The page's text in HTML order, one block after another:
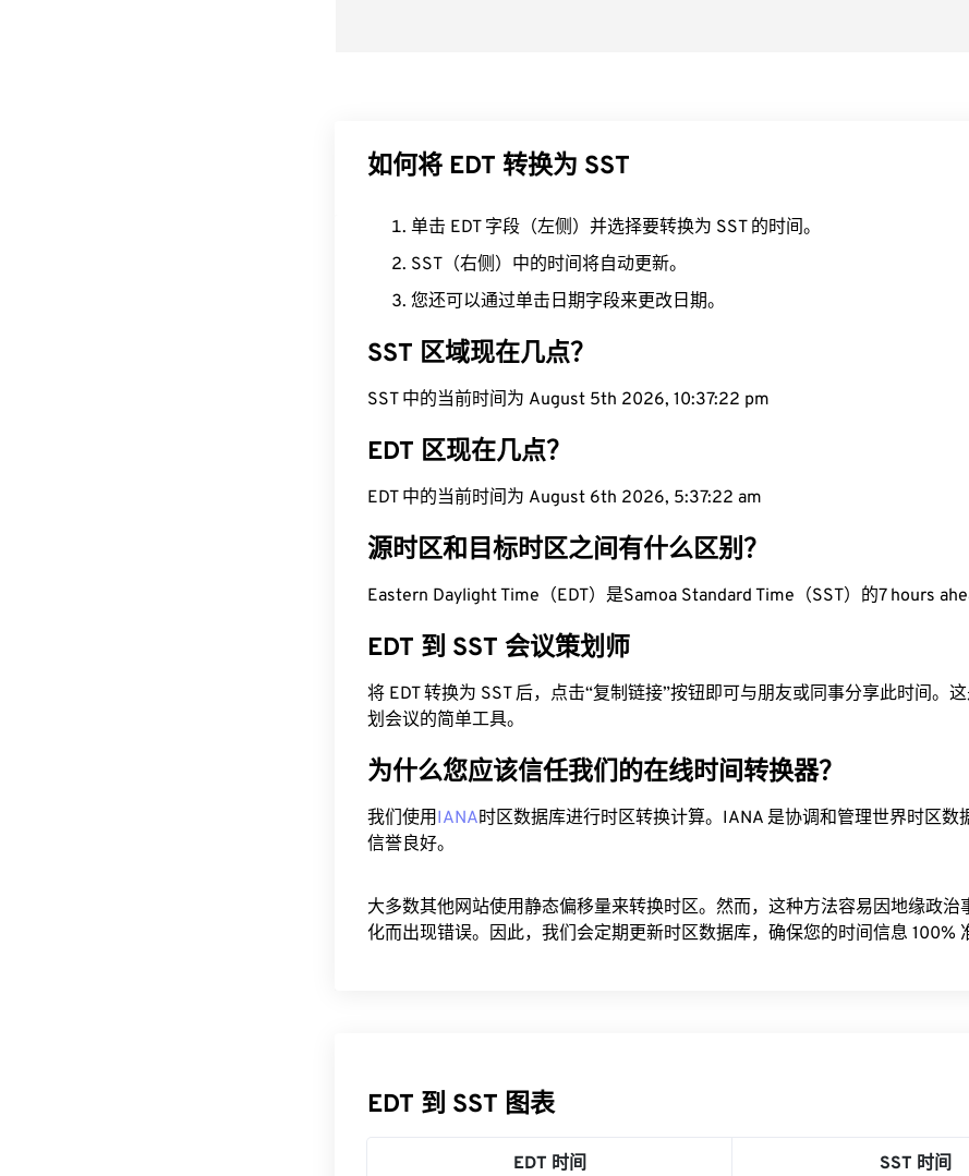
如何将 EDT 转换为 SST
单击 EDT 字段（左侧）并选择要转换为 SST 的时间。
SST（右侧）中的时间将自动更新。
您还可以通过单击日期字段来更改日期。
SST 区域现在几点？
SST 中的当前时间为 August 5th 2026, 10:37:23 pm
EDT 区现在几点？
EDT 中的当前时间为 August 6th 2026, 5:37:23 am
源时区和目标时区之间有什么区别？
Eastern Daylight Time（EDT）是Samoa Standard Time（SST）的7 hours
EDT 到 SST 会议策划师
将 EDT 转换为 SST 后，点击“复制链接”按钮即可与朋友或同事分享此时间。
划会议的简单工具。
为什么您应该信任我们的在线时间转换器？
我们使用IANA时区数据库进行时区转换计算。IANA 是协调和管理世界时区数
信誉良好。
大多数其他网站使用静态偏移量来转换时区。然而，这种方法容易因地缘政治
化而出现错误。因此，我们会定期更新时区数据库，确保您的时间信息 100%
EDT 到 SST 图表
EDT 时间 SST 时间